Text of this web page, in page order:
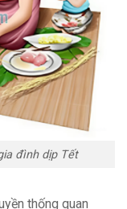
đình dịp Tết
thống quan